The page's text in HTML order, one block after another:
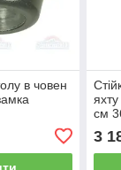
в човен
см
3